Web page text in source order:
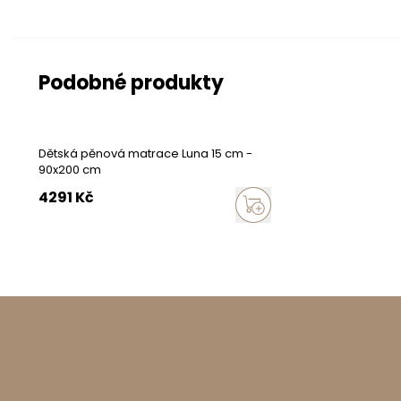
Podobné produkty
Dětská pěnová matrace Luna 15 cm -
90x200 cm
4291 Kč